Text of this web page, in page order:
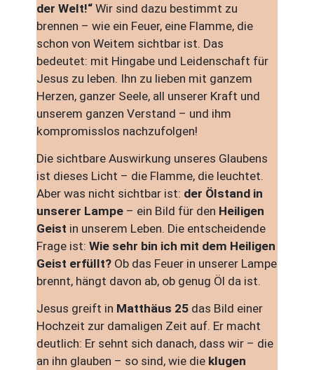
der Welt!“Wir sind dazu bestimmt zu
brennen – wie ein Feuer, eine Flamme, die
schon von Weitem sichtbar ist. Das
bedeutet: mit Hingabe und Leidenschaft für
Jesus zu leben. Ihn zu lieben mit ganzem
Herzen, ganzer Seele, all unserer Kraft und
unserem ganzen Verstand – und ihm
kompromisslos nachzufolgen!
Die sichtbare Auswirkung unseres Glaubens
ist dieses Licht – die Flamme, die leuchtet.
Aber was nicht sichtbar ist: der Ölstand in
unserer Lampe – ein Bild für den Heiligen
Geist in unserem Leben. Die entscheidende
Frage ist:Wie sehr bin ich mit dem Heiligen
Geist erfüllt? Ob das Feuer in unserer Lampe
brennt, hängt davon ab, ob genug Öl da ist.
Jesus greift in Matthäus 25 das Bild einer
Hochzeit zur damaligen Zeit auf. Er macht
deutlich: Er sehnt sich danach, dass wir – die
an ihn glauben – so sind, wie die klugen